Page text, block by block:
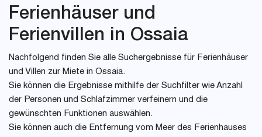
Ferienhäuser und
Ferienvillen in Ossaia
Nachfolgend finden Sie alle Suchergebnisse für Ferienhäuser
und Villen zur Miete in Ossaia.
Sie können die Ergebnisse mithilfe der Suchfilter wie Anzahl
der Personen und Schlafzimmer verfeinern und die
gewünschten Funktionen auswählen.
Sie können auch die Entfernung vom Meer des Ferienhauses